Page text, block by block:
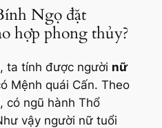
Ngọ đặt
hợp phong thủy?
ta tính được người nữ
Mệnh quái Cấn. Theo
có ngũ hành Thổ
vậy người nữ tuổi